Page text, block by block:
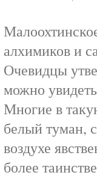
алхимиков и
Очевидцы
можно
Многие в
белый туман,
воздухе
более